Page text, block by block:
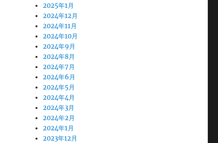
2025年1月
2024年12月
2024年11月
2024年10月
2024年9月
2024年8月
2024年7月
2024年6月
2024年5月
2024年4月
2024年3月
2024年2月
2024年1月
2023年12月